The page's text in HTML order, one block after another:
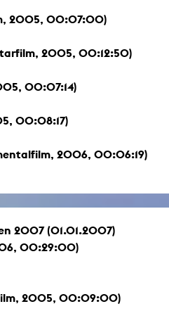
2005, 00:07:00)
2005, 00:12:50)
00:07:14)
00:08:17)
2006, 00:06:19)
2007 (01.01.2007)
00:29:00)
2005, 00:09:00)